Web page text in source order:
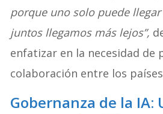
porque uno solo puede
juntos llegamos más lejos”,
enfatizar en la necesidad de
colaboración entre los
Gobernanza de la IA: